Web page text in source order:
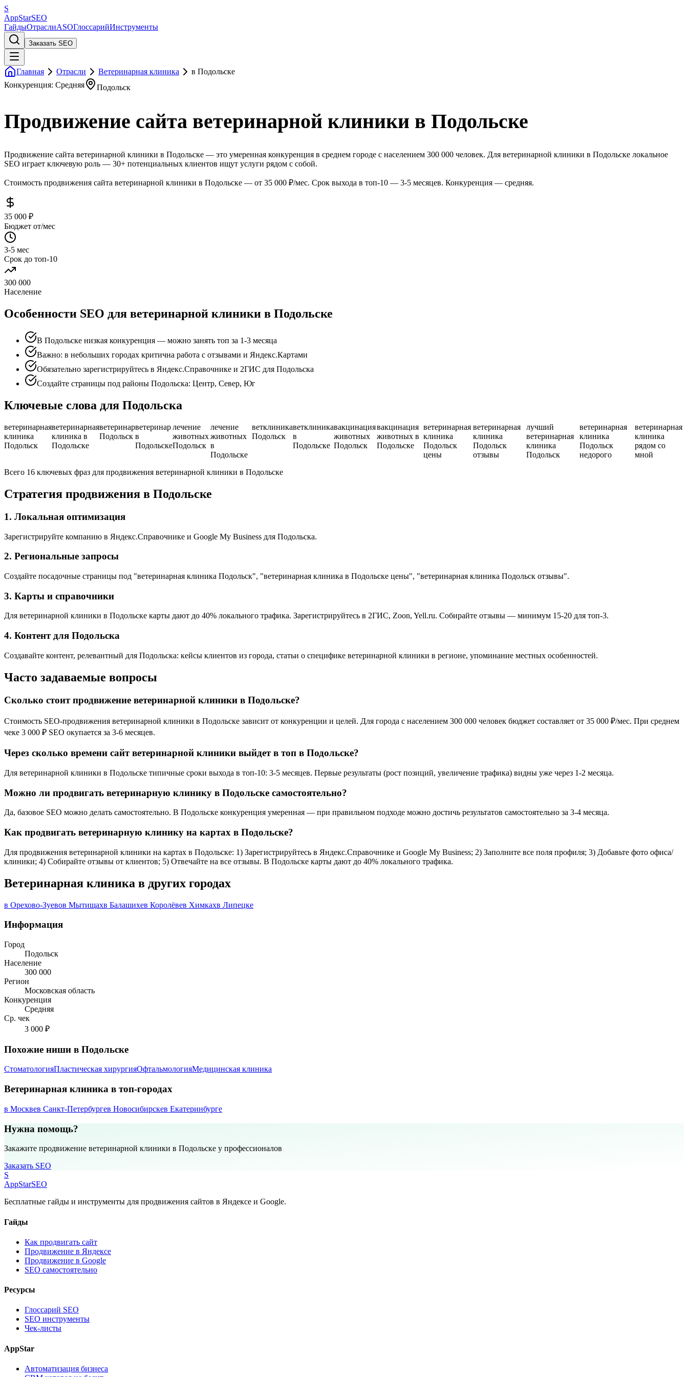
S
AppStarSEO
ГайдыОтраслиASOГлоссарийИнструменты
Заказать SEO
Главная Отрасли Ветеринарная клиника
в Подольске
Конкуренция: Средняя
Подольск
Продвижение сайта ветеринарной клиники в Подольске
Продвижение сайта ветеринарной клиники в Подольске — это умеренная конкуренция в среднем городе с населением 300 000 человек. Для ветеринарной клиники в Подольске локальное
SEO играет ключевую роль — 30+ потенциальных клиентов ищут услуги рядом с собой.
Стоимость продвижения сайта ветеринарной клиники в Подольске — от 35 000 ₽/мес. Срок выхода в топ-10 — 3-5 месяцев. Конкуренция — средняя.
35 000 ₽
Бюджет от/мес
3-5 мес
Срок до топ-10
300 000
Население
Особенности SEO для ветеринарной клиники в Подольске
В Подольске низкая конкуренция — можно занять топ за 1-3 месяца
Важно: в небольших городах критична работа с отзывами и Яндекс.Картами
Обязательно зарегистрируйтесь в Яндекс.Справочнике и 2ГИС для Подольска
Создайте страницы под районы Подольска: Центр, Север, Юг
Ключевые слова для Подольска
ветеринарная
клиника
Подольск
ветеринарная
клиника в
Подольске
ветеринар
Подольск
ветеринар
в
Подольске
лечение
животных
Подольск
лечение
животных
в
Подольске
ветклиника
Подольск
ветклиника
в
Подольске
вакцинация
животных
Подольск
вакцинация
животных в
Подольске
ветеринарная
клиника
Подольск
цены
ветеринарная
клиника
Подольск
отзывы
лучший
ветеринарная
клиника
Подольск
ветеринарная
клиника
Подольск
недорого
ветеринарная
клиника
рядом со
мной
Всего 16 ключевых фраз для продвижения ветеринарной клиники в Подольске
Стратегия продвижения в Подольске
1. Локальная оптимизация
Зарегистрируйте компанию в Яндекс.Справочнике и Google My Business для Подольска.
2. Региональные запросы
Создайте посадочные страницы под "ветеринарная клиника Подольск", "ветеринарная клиника в Подольске цены", "ветеринарная клиника Подольск отзывы".
3. Карты и справочники
Для ветеринарной клиники в Подольске карты дают до 40% локального трафика. Зарегистрируйтесь в 2ГИС, Zoon, Yell.ru. Собирайте отзывы — минимум 15-20 для топ-3.
4. Контент для Подольска
Создавайте контент, релевантный для Подольска: кейсы клиентов из города, статьи о специфике ветеринарной клиники в регионе, упоминание местных особенностей.
Часто задаваемые вопросы
Сколько стоит продвижение ветеринарной клиники в Подольске?
Стоимость SEO-продвижения ветеринарной клиники в Подольске зависит от конкуренции и целей. Для города с населением 300 000 человек бюджет составляет от 35 000 ₽/мес. При среднем
чеке 3 000 ₽ SEO окупается за 3-6 месяцев.
Через сколько времени сайт ветеринарной клиники выйдет в топ в Подольске?
Для ветеринарной клиники в Подольске типичные сроки выхода в топ-10: 3-5 месяцев. Первые результаты (рост позиций, увеличение трафика) видны уже через 1-2 месяца.
Можно ли продвигать ветеринарную клинику в Подольске самостоятельно?
Да, базовое SEO можно делать самостоятельно. В Подольске конкуренция умеренная — при правильном подходе можно достичь результатов самостоятельно за 3-4 месяца.
Как продвигать ветеринарную клинику на картах в Подольске?
Для продвижения ветеринарной клиники на картах в Подольске: 1) Зарегистрируйтесь в Яндекс.Справочнике и Google My Business; 2) Заполните все поля профиля; 3) Добавьте фото офиса/
клиники; 4) Собирайте отзывы от клиентов; 5) Отвечайте на все отзывы. В Подольске карты дают до 40% локального трафика.
Ветеринарная клиника в других городах
в Орехово-Зуевов Мытищахв Балашихев Королёвев Химкахв Липецке
Информация
Город
Подольск
Население
300 000
Регион
Московская область
Конкуренция
Средняя
Ср. чек
3 000 ₽
Похожие ниши в Подольске
СтоматологияПластическая хирургияОфтальмологияМедицинская клиника
Ветеринарная клиника в топ-городах
в Москвев Санкт-Петербургев Новосибирскев Екатеринбурге
Нужна помощь?
Закажите продвижение ветеринарной клиники в Подольске у профессионалов
Заказать SEO
S
AppStarSEO
Бесплатные гайды и инструменты для продвижения сайтов в Яндексе и Google.
Гайды
Как продвигать сайт
Продвижение в Яндексе
Продвижение в Google
SEO самостоятельно
Ресурсы
Глоссарий SEO
SEO инструменты
Чек-листы
AppStar
Автоматизация бизнеса